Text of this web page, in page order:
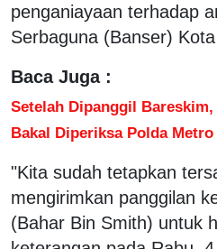
penganiayaan terhadap
Serbaguna (Banser)
Baca Juga :
Setelah Dipanggil
Bakal Diperiksa Polda
"Kita sudah tetapkan
mengirimkan panggilan
(Bahar Bin Smith) untuk